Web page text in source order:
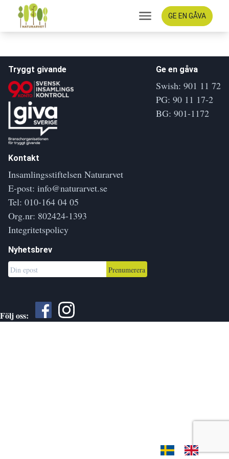
GE EN GÅVA
Tryggt givande Ge en gåva
Swish: 901 11 72
PG: 90 11 17-2
BG: 901-1172
Kontakt
Insamlingsstiftelsen Naturarvet
E-post: info@naturarvet.se
Tel: 010-164 04 05
Org.nr: 802424-1393
Integritetspolicy
Nyhetsbrev
Prenumerera
Följ oss: